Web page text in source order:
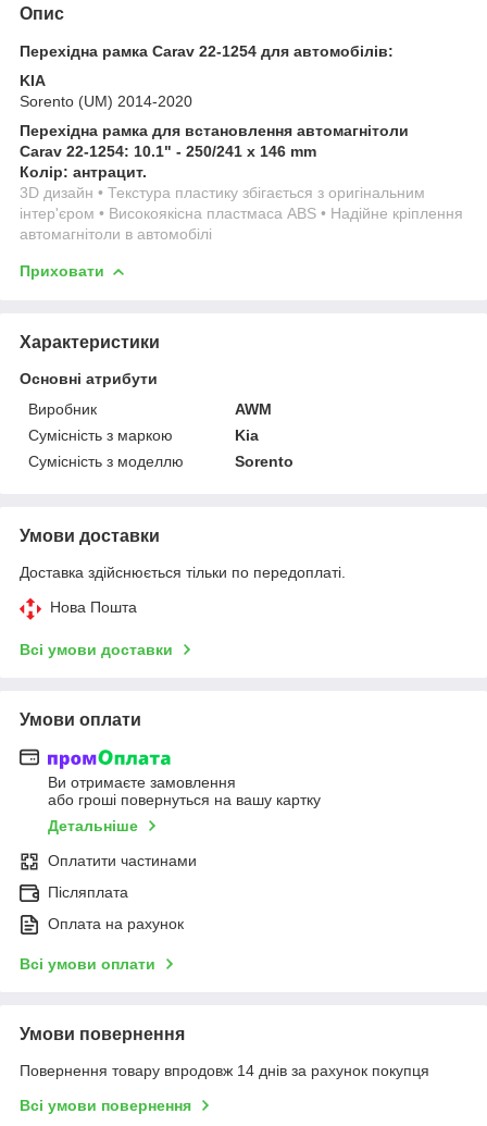
Опис
Перехідна рамка Carav 22-1254 для автомобілів:
KIA
Sorento (UM) 2014-2020
Перехідна рамка для встановлення автомагнітоли
Carav 22-1254: 10.1" - 250/241 x 146 mm
Колір: антрацит.
3D дизайн • Текстура пластику збігається з оригінальним
інтер'єром • Високоякісна пластмаса ABS • Надійне кріплення
автомагнітоли в автомобілі
Приховати
Характеристики
Основні атрибути
Виробник
AWM
Сумісність з маркою
Kia
Сумісність з моделлю
Sorento
Умови доставки
Доставка здійснюється тільки по передоплаті.
Нова Пошта
Всі умови доставки
Умови оплати
Ви отримаєте замовлення
або гроші повернуться на вашу картку
Детальніше
Оплатити частинами
Післяплата
Оплата на рахунок
Всі умови оплати
Умови повернення
Повернення товару впродовж 14 днів за рахунок покупця
Всі умови повернення